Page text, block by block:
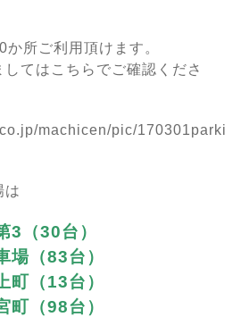
所ご利用頂けます。
てはこちらでご確認くださ
machicen/pic/170301parki
は
（30台）
場（83台）
町（13台）
町（98台）